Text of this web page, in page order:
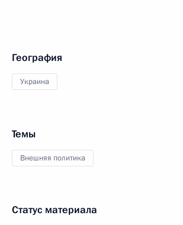
География
Украина
Темы
Внешняя политика
Статус материала